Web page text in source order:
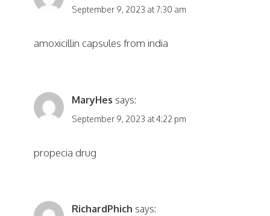
September 9, 2023 at 7:30 am
amoxicillin capsules from india
MaryHes says:
September 9, 2023 at 4:22 pm
propecia drug
RichardPhich says: